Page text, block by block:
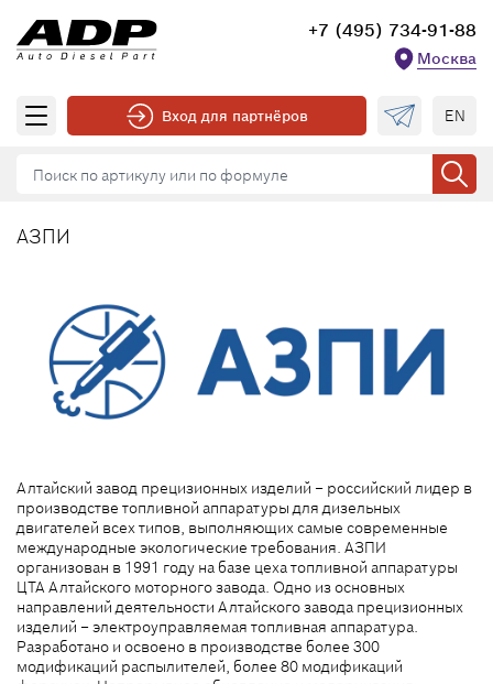
+7 (495) 734-91-88
Москва
Вход для партнёров EN
АЗПИ
Алтайский завод прецизионных изделий – российский лидер в
производстве топливной аппаратуры для дизельных
двигателей всех типов, выполняющих самые современные
международные экологические требования. АЗПИ
организован в 1991 году на базе цеха топливной аппаратуры
ЦТА Алтайского моторного завода. Одно из основных
направлений деятельности Алтайского завода прецизионных
изделий – электроуправляемая топливная аппаратура.
Разработано и освоено в производстве более 300
модификаций распылителей, более 80 модификаций